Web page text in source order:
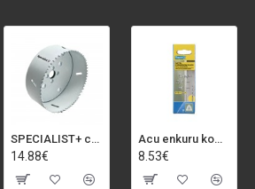
SPECIALIST+ caurumu zāģis BI-METAL, 98 mm
14.88€
Acu enkuru komplekts, 3-13 mm, Rapid, 12 gab.
8.53€